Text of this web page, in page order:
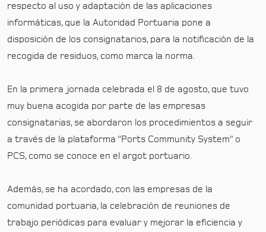
respecto al uso y adaptación de las aplicaciones
informáticas, que la Autoridad Portuaria pone a
disposición de los consignatarios, para la notificación de la
recogida de residuos, como marca la norma.
En la primera jornada celebrada el 8 de agosto, que tuvo
muy buena acogida por parte de las empresas
consignatarias, se abordaron los procedimientos a seguir
a través de la plataforma “Ports Community System” o
PCS, como se conoce en el argot portuario.
Además, se ha acordado, con las empresas de la
comunidad portuaria, la celebración de reuniones de
trabajo periódicas para evaluar y mejorar la eficiencia y